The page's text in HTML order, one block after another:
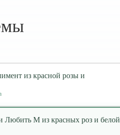
из красной розы и
Любить M из красных роз и белой